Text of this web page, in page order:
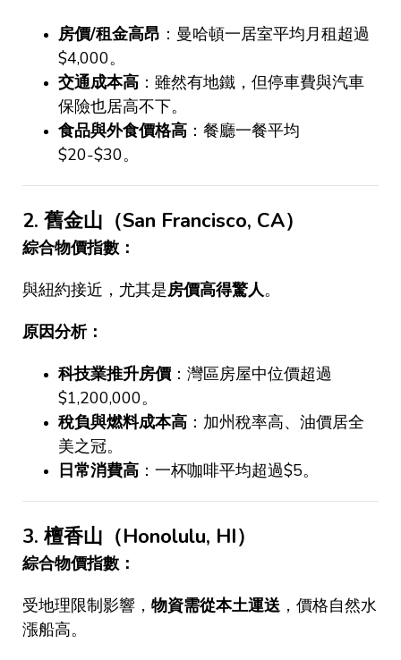
房價/租金高昂 ：曼哈頓一居室平均月租超過
$4,000。
交通成本高 ：雖然有地鐵，但停車費與汽車
保險也居高不下。
食品與外食價格高 ：餐廳一餐平均
$20-$30。
2. 舊金山（San Francisco, CA）
綜合物價指數：
與紐約接近，尤其是房價高得驚人。
原因分析：
科技業推升房價：灣區房屋中位價超過
$1,200,000。
稅負與燃料成本高 ：加州稅率高、油價居全
美之冠。
日常消費高 ：一杯咖啡平均超過$5。
3. 檀香山（Honolulu, HI）
綜合物價指數：
受地理限制影響， 物資需從本土運送 ，價格自然水
漲船高。